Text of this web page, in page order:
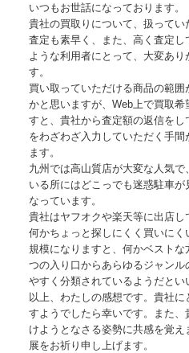
いつもお世話になっております。
貴社の買取りについて、扱ってい
査定も素早く、また、高く査定
ような利用者にとって、大変あ
す。
買い取っていただける商品の範
かと思いますが、Web上で買取
すと、貴社から査定額の返信を
をわざわざ入力していただく手
ます。
九州では高山質店が大変な人気
いる所にはどこっでも迷惑駐車
なっています。
貴社はヤフオクや楽天等に出店し
何かちょっと探しにくく買いに
規模になりますと、何かベスト
つの入り口からあらゆるジャンル
やすく分類されているようだとい
以上、わたしの感想です。貴社
すようでしたら幸いです。また
けようとなさる姿勢に共感を覚
展をお祈り申し上げます。